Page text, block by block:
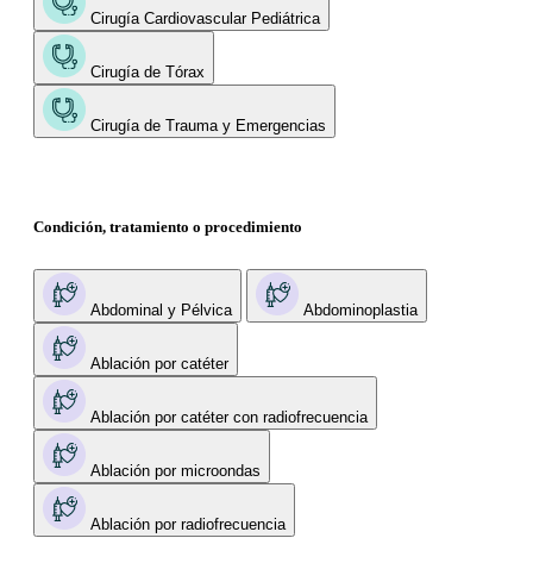
Cirugía Cardiovascular Pediátrica
Cirugía de Tórax
Cirugía de Trauma y Emergencias
Condición, tratamiento o procedimiento
Abdominal y Pélvica Abdominoplastia
Ablación por catéter
Ablación por catéter con radiofrecuencia
Ablación por microondas
Ablación por radiofrecuencia